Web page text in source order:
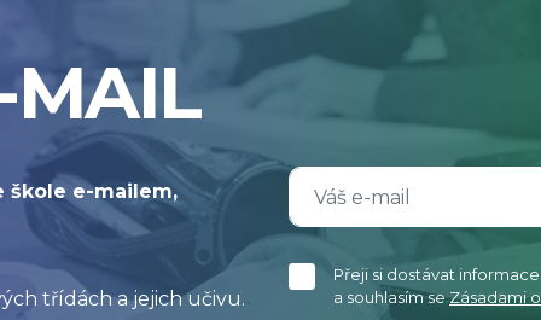
MAIL
škole e-mailem,
třídách a jejich učivu.
Přeji si dostávat
a souhlasím seZásadami